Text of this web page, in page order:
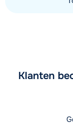
Klanten